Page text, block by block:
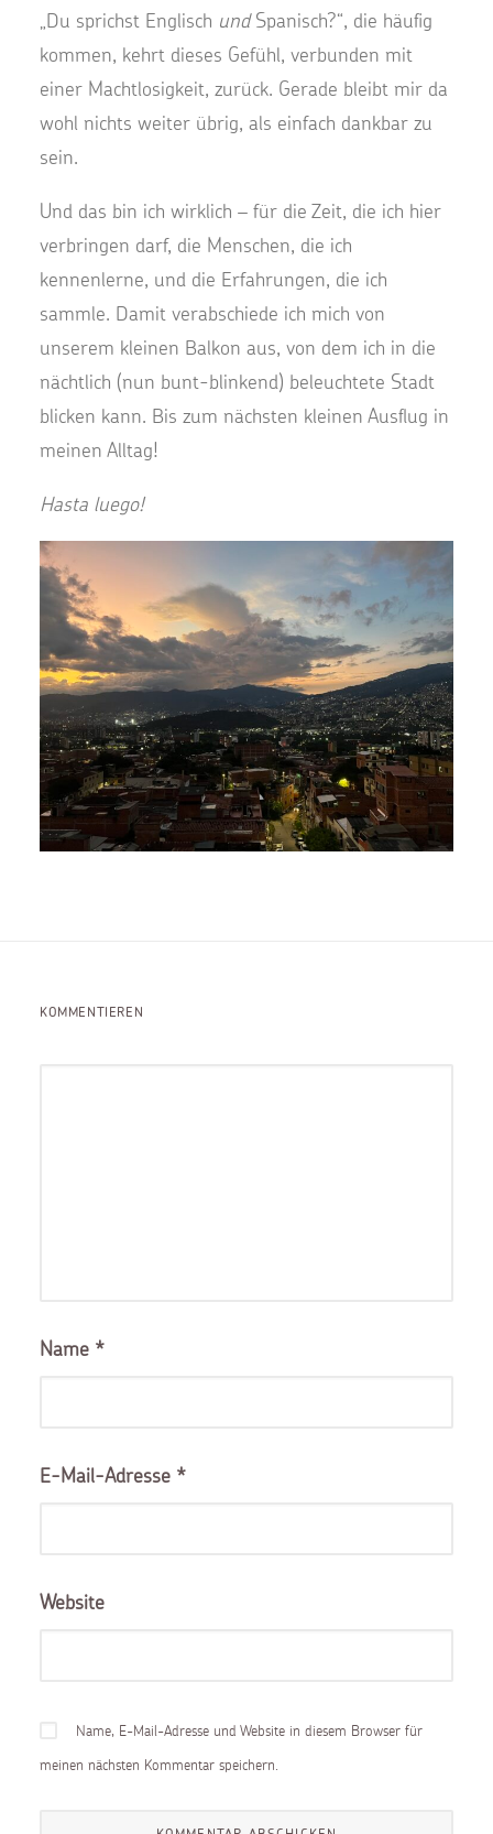
„Du sprichst Englisch undSpanisch?“, die häufig
kommen, kehrt dieses Gefühl, verbunden mit
einer Machtlosigkeit, zurück. Gerade bleibt mir da
wohl nichts weiter übrig, als einfach dankbar zu
sein.
Und das bin ich wirklich – für die Zeit, die ich hier
verbringen darf, die Menschen, die ich
kennenlerne, und die Erfahrungen, die ich
sammle. Damit verabschiede ich mich von
unserem kleinen Balkon aus, von dem ich in die
nächtlich (nun bunt-blinkend) beleuchtete Stadt
blicken kann. Bis zum nächsten kleinen Ausflug in
meinen Alltag!
Hasta luego!
KOMMENTIEREN
Name *
E-Mail-Adresse *
Website
Name, E-Mail-Adresse und Website in diesem Browser für
meinen nächsten Kommentar speichern.